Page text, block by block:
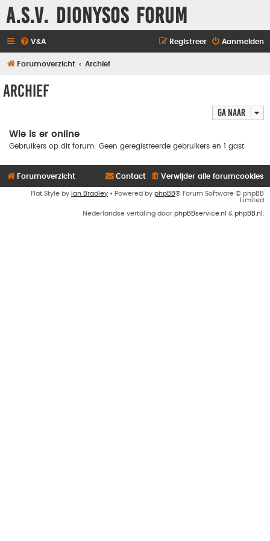
A.S.V. Dionysos Forum
V&A Aanmelden
Registreer
Forumoverzicht Archief
Archief
Ga naar
Wie is er online
Gebruikers op dit forum: Geen geregistreerde gebruikers en 1 gast
Forumoverzicht Verwijder alle forumcookies
Contact
Flat Style by Ian Bradley • Powered by phpBB® Forum Software © phpBB
Limited
Nederlandse vertaling door phpBBservice.nl & phpBB.nl .